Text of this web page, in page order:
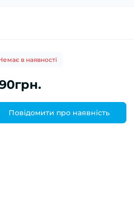
в наявності
Повідомити про наявність